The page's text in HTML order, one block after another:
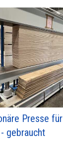
Presse für
gebraucht